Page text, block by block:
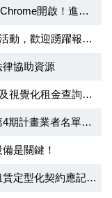
好搜尋條件後請按"查詢")
迎踴躍報名參加！
律協助資源
平臺，提供同學參考。
者名單及相關資訊。
是關鍵！
載及不得記載事項」修正。